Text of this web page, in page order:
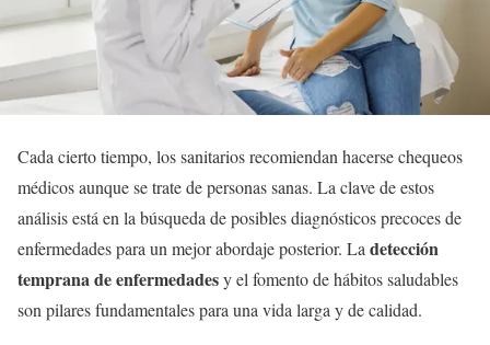
Cada cierto tiempo, los sanitarios recomiendan hacerse chequeos
médicos aunque se trate de personas sanas. La clave de estos
análisis está en la búsqueda de posibles diagnósticos precoces de
enfermedades para un mejor abordaje posterior. Ladetección
temprana de enfermedadesy el fomento de hábitos saludables
son pilares fundamentales para una vida larga y de calidad.